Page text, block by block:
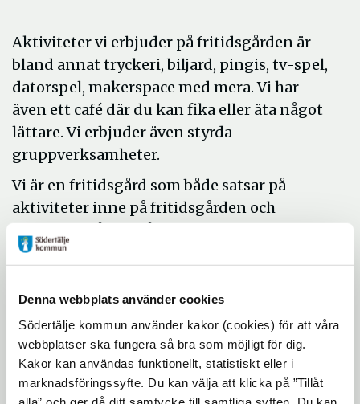
Denna webbplats använder cookies
Södertälje kommun använder kakor (cookies) för att våra
webbplatser ska fungera så bra som möjligt för dig.
Kakor kan användas funktionellt, statistiskt eller i
marknadsföringssyfte. Du kan välja att klicka på ”Tillåt
Aktiviteter vi erbjuder på fritidsgården är
bland annat tryckeri, biljard, pingis, tv-spel,
datorspel, makerspace med mera. Vi har
även ett café där du kan fika eller äta något
lättare. Vi erbjuder även styrda
gruppverksamheter.
Vi är en fritidsgård som både satsar på
aktiviteter inne på fritidsgården och
personal eller beger oss till andra platser för
Kanske är Tajen platsen för dig och dina
kamrater att möta både nya vänner och
utmaningar i någon spännande aktivitet?
Har du frågor eller funderingar får du gärna
ringa oss.